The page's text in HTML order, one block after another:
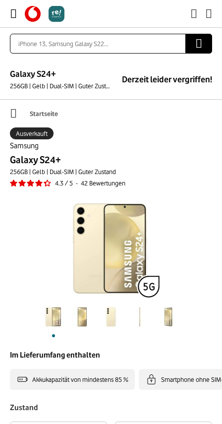
Galaxy S24+
256GB | Gelb | Dual-SIM | Guter Zustand
Derzeit leider vergriffen!
Startseite
Samsung
Galaxy S24+
256GB | Gelb | Dual-SIM | Guter Zustand
4.3/5 - 42 Bewertungen
Ausverkauft
Im Lieferumfang enthalten
Akkukapazität von mindestens 85 % Smartphone ohne
Zustand